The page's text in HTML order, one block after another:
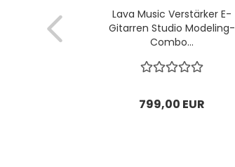
Lava Music Verstärker E-
Gitarren Studio Modeling-
Combo...
799,00 EUR